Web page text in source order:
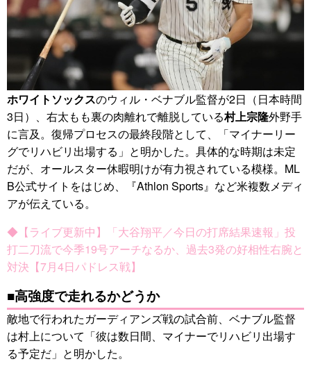
ホワイトソックスのウィル・ベナブル監督が2日（日本時間
3日）、右太もも裏の肉離れで離脱している村上宗隆外野手
に言及。復帰プロセスの最終段階として、「マイナーリー
グでリハビリ出場する」と明かした。具体的な時期は未定
だが、オールスター休暇明けが有力視されている模様。ML
B公式サイトをはじめ、『Athlon Sports』など米複数メディ
アが伝えている。
◆【ライブ更新中】「大谷翔平／今日の打席結果速報」投
打二刀流で今季19号アーチなるか、過去3発の好相性右腕と
対決【7月4日パドレス戦】
■高強度で走れるかどうか
敵地で行われたガーディアンズ戦の試合前、ベナブル監督
は村上について「彼は数日間、マイナーでリハビリ出場す
る予定だ」と明かした。